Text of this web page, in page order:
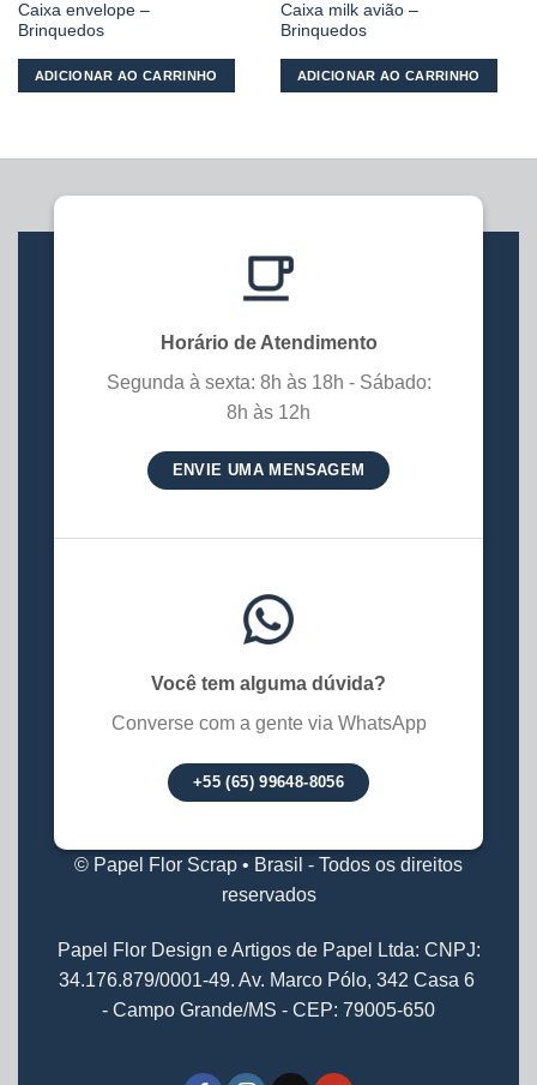
Caixa envelope –
Brinquedos
ADICIONAR AO CARRINHO
Caixa milk avião –
Brinquedos
ADICIONAR AO CARRINHO
Horário de Atendimento
Segunda à sexta: 8h às 18h - Sábado:
8h às 12h
ENVIE UMA MENSAGEM
Você tem alguma dúvida?
Converse com a gente via WhatsApp
+55 (65) 99648-8056
© Papel Flor Scrap • Brasil - Todos os direitos
reservados
Papel Flor Design e Artigos de Papel Ltda: CNPJ:
34.176.879/0001-49. Av. Marco Pólo, 342 Casa 6
- Campo Grande/MS - CEP: 79005-650